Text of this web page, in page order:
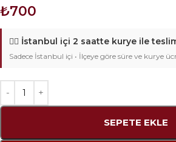
₺700
🚴‍♂️ İstanbul içi 2 saatte kurye ile
Sadece İstanbul içi • İlçeye göre süre ve kurye
SEPETE EKLE